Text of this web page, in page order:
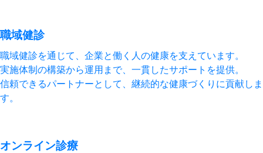
職域健診
職域健診を通じて、企業と働く人の健康を支えています。
実施体制の構築から運用まで、一貫したサポートを提供。
信頼できるパートナーとして、継続的な健康づくりに貢献しま
す。
オンライン診療